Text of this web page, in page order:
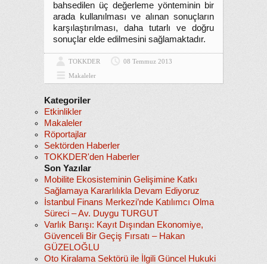
bahsedilen üç değerleme yönteminin bir
arada kullanılması ve alınan sonuçların
karşılaştırılması, daha tutarlı ve doğru
sonuçlar elde edilmesini sağlamaktadır.
TOKKDER
08 Temmuz 2013
Makaleler
Kategoriler
Etkinlikler
Makaleler
Röportajlar
Sektörden Haberler
TOKKDER'den Haberler
Son Yazılar
Mobilite Ekosisteminin Gelişimine Katkı
Sağlamaya Kararlılıkla Devam Ediyoruz
İstanbul Finans Merkezi’nde Katılımcı Olma
Süreci – Av. Duygu TURGUT
Varlık Barışı: Kayıt Dışından Ekonomiye,
Güvenceli Bir Geçiş Fırsatı – Hakan
GÜZELOĞLU
Oto Kiralama Sektörü ile İlgili Güncel Hukuki